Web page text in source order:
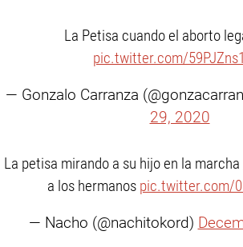
La Petisa cuando el aborto
pic.twitter.com/
— Gonzalo Carranza
29, 2020
La petisa mirando a su hijo en la
a los hermanos pic.twitter.com/
— Nacho (@nachitokord)